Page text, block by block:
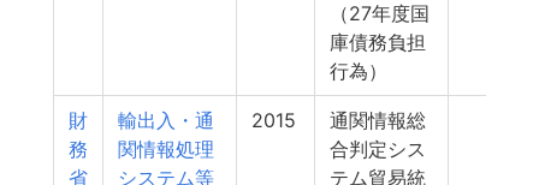
（27年度国
庫債務負担
行為）
財
務
省
輸出入・通
関情報処理
システム等
2015
通関情報総
合判定シス
テム貿易統